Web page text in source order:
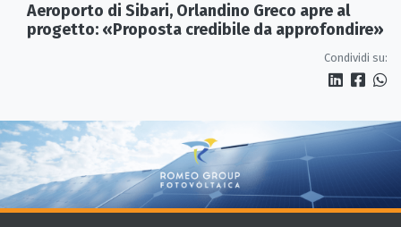
Aeroporto di Sibari, Orlandino Greco apre al
progetto: «Proposta credibile da approfondire»
Condividi su: